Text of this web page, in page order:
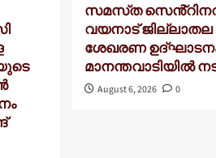
സമസ്‌ത സെൻ്റിനറി
വയനാട്
ശേഖരണ
മാനന്തവാടിയിൽ
August 6, 2026 0